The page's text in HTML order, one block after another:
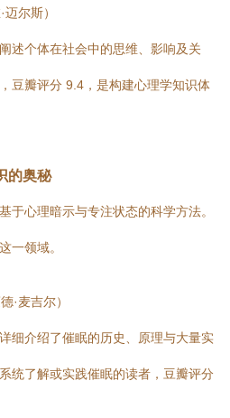
迈尔斯）
述个体在社会中的思维、影响及关
豆瓣评分 9.4，是构建心理学知识体
的奥秘
于心理暗示与专注状态的科学方法。
一领域。
·麦吉尔）
细介绍了催眠的历史、原理与大量实
统了解或实践催眠的读者，豆瓣评分